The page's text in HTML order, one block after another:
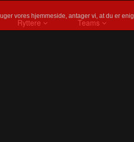
vores hjemmeside, antager vi, at du er enig.
Ryttere Teams